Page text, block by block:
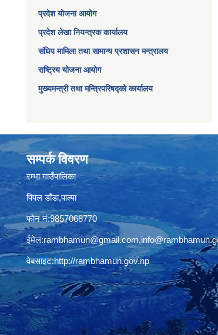
प्रदेश योजना आयोग
प्रदेश लेखा नियन्त्रक कार्यालय
संघिय मामिला तथा सामान्य प्रशासन मन्त्रालय
राष्ट्रिय योजना आयोग
मुख्यमन्त्री तथा मन्त्रिपरिषद्को कार्यालय
सम्पर्क विवरण
रम्भा गाउँपालिका
पिपल डाँडा,पाल्पा
फोन नं:9857068770
ईमेल:rambhamun@gmail.com,
वेबसाइट:http://rambhamun.gov.np